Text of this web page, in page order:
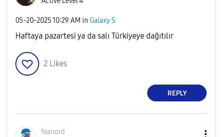
‎05-20-202510:29 AM in Galaxy S
Haftaya pazartesi ya da salı Türkiyeye dağıtılır
2 Likes
REPLY
feanord